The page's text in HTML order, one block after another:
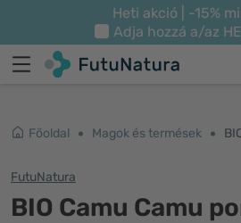
Heti akció | -15%
Adja hozzá a/az
Főoldal Magok és termések
FutuNatura
BIO Camu Camu